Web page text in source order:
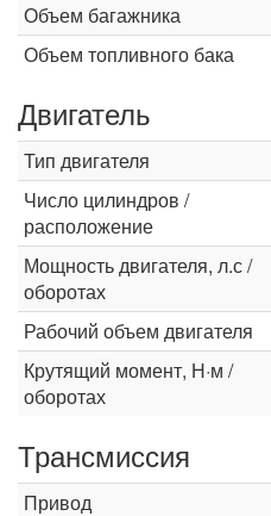
Объем багажника
Объем топливного бака
Двигатель
Тип двигателя
Число цилиндров /
расположение
Мощность двигателя, л.с /
оборотах
Рабочий объем двигателя
Крутящий момент, Н·м /
оборотах
Трансмиссия
Привод